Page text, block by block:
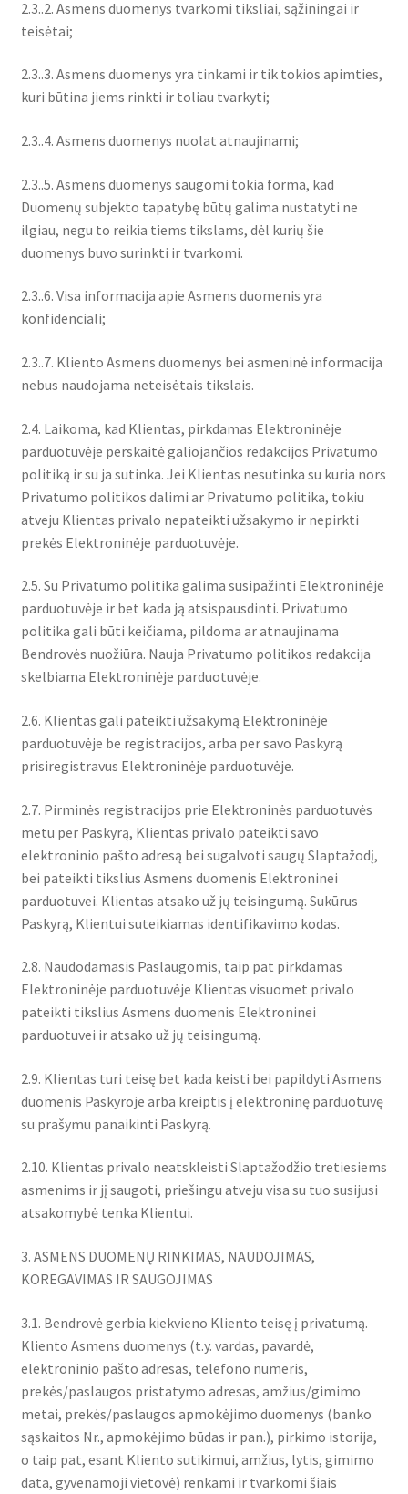
2.3..2. Asmens duomenys tvarkomi tiksliai, sąžiningai ir
teisėtai;
2.3..3. Asmens duomenys yra tinkami ir tik tokios apimties,
kuri būtina jiems rinkti ir toliau tvarkyti;
2.3..4. Asmens duomenys nuolat atnaujinami;
2.3..5. Asmens duomenys saugomi tokia forma, kad
Duomenų subjekto tapatybę būtų galima nustatyti ne
ilgiau, negu to reikia tiems tikslams, dėl kurių šie
duomenys buvo surinkti ir tvarkomi.
2.3..6. Visa informacija apie Asmens duomenis yra
konfidenciali;
2.3..7. Kliento Asmens duomenys bei asmeninė informacija
nebus naudojama neteisėtais tikslais.
2.4. Laikoma, kad Klientas, pirkdamas Elektroninėje
parduotuvėje perskaitė galiojančios redakcijos Privatumo
politiką ir su ja sutinka. Jei Klientas nesutinka su kuria nors
Privatumo politikos dalimi ar Privatumo politika, tokiu
atveju Klientas privalo nepateikti užsakymo ir nepirkti
prekės Elektroninėje parduotuvėje.
2.5. Su Privatumo politika galima susipažinti Elektroninėje
parduotuvėje ir bet kada ją atsispausdinti. Privatumo
politika gali būti keičiama, pildoma ar atnaujinama
Bendrovės nuožiūra. Nauja Privatumo politikos redakcija
skelbiama Elektroninėje parduotuvėje.
2.6. Klientas gali pateikti užsakymą Elektroninėje
parduotuvėje be registracijos, arba per savo Paskyrą
prisiregistravus Elektroninėje parduotuvėje.
2.7. Pirminės registracijos prie Elektroninės parduotuvės
metu per Paskyrą, Klientas privalo pateikti savo
elektroninio pašto adresą bei sugalvoti saugų Slaptažodį,
bei pateikti tikslius Asmens duomenis Elektroninei
parduotuvei. Klientas atsako už jų teisingumą. Sukūrus
Paskyrą, Klientui suteikiamas identifikavimo kodas.
2.8. Naudodamasis Paslaugomis, taip pat pirkdamas
Elektroninėje parduotuvėje Klientas visuomet privalo
pateikti tikslius Asmens duomenis Elektroninei
parduotuvei ir atsako už jų teisingumą.
2.9. Klientas turi teisę bet kada keisti bei papildyti Asmens
duomenis Paskyroje arba kreiptis į elektroninę parduotuvę
su prašymu panaikinti Paskyrą.
2.10. Klientas privalo neatskleisti Slaptažodžio tretiesiems
asmenims ir jį saugoti, priešingu atveju visa su tuo susijusi
atsakomybė tenka Klientui.
3. ASMENS DUOMENŲ RINKIMAS, NAUDOJIMAS,
KOREGAVIMAS IR SAUGOJIMAS
3.1. Bendrovė gerbia kiekvieno Kliento teisę į privatumą.
Kliento Asmens duomenys (t.y. vardas, pavardė,
elektroninio pašto adresas, telefono numeris,
prekės/paslaugos pristatymo adresas, amžius/gimimo
metai, prekės/paslaugos apmokėjimo duomenys (banko
sąskaitos Nr., apmokėjimo būdas ir pan.), pirkimo istorija,
o taip pat, esant Kliento sutikimui, amžius, lytis, gimimo
data, gyvenamoji vietovė) renkami ir tvarkomi šiais